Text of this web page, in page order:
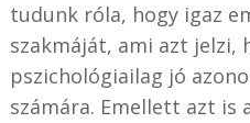
tudunk róla, hogy igaz
szakmáját, ami azt jelzi,
pszichológiailag jó
számára. Emellett azt is